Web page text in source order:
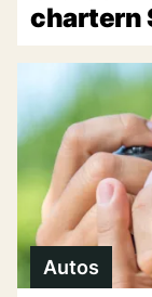
chartern
Autos